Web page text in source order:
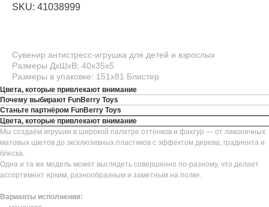
SKU: 41038999
Сувенир антистресс-игрушка для детей и взрослых
Размеры ДхШхВ: 40х35х5
Размеры в упаковке: 151х81 Блистер
Цвета, которые привлекают внимание
Почему выбирают FunBerry Toys
Станьте партнёром FunBerry Toys
Цвета, которые привлекают внимание
Мы создаём игрушки в широкой палитре оттенков и фактур — от лаконичных
матовых цветов до эксклюзивных пластиков с эффектом дерева, градиента и
блеска.
Одна и та же модель может выглядеть совершенно по-разному, что делает
ассортимент ярким, разнообразным и заметным на полке.
Варианты исполнения: